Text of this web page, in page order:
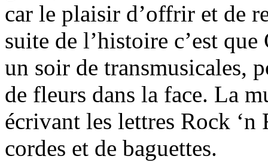
car le plaisir d’offrir et de
suite de l’histoire c’est
un soir de transmusicales,
de fleurs dans la face. La
écrivant les lettres Rock ‘n
cordes et de baguettes.